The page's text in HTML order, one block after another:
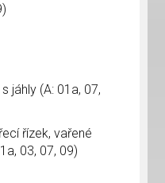
jáhly (A: 01a, 07,
řízek, vařené
03, 07, 09)